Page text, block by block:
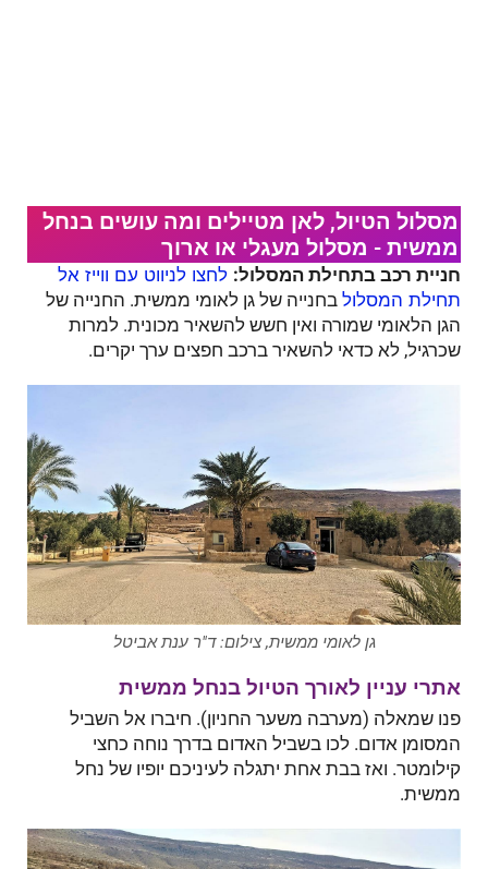
מסלול הטיול, לאן מטיילים ומה עושים בנחל
ממשית - מסלול מעגלי או ארוך
חניית רכב בתחילת המסלול: לחצו לניווט עם ווייז אל
תחילת המסלול בחנייה של גן לאומי ממשית. החנייה של
הגן הלאומי שמורה ואין חשש להשאיר מכונית. למרות
שכרגיל, לא כדאי להשאיר ברכב חפצים ערך יקרים.
גן לאומי ממשית, צילום: ד"ר ענת אביטל
אתרי עניין לאורך הטיול בנחל ממשית
פנו שמאלה (מערבה משער החניון). חיברו אל השביל
המסומן אדום. לכו בשביל האדום בדרך נוחה כחצי
קילומטר. ואז בבת אחת יתגלה לעיניכם יופיו של נחל
ממשית.